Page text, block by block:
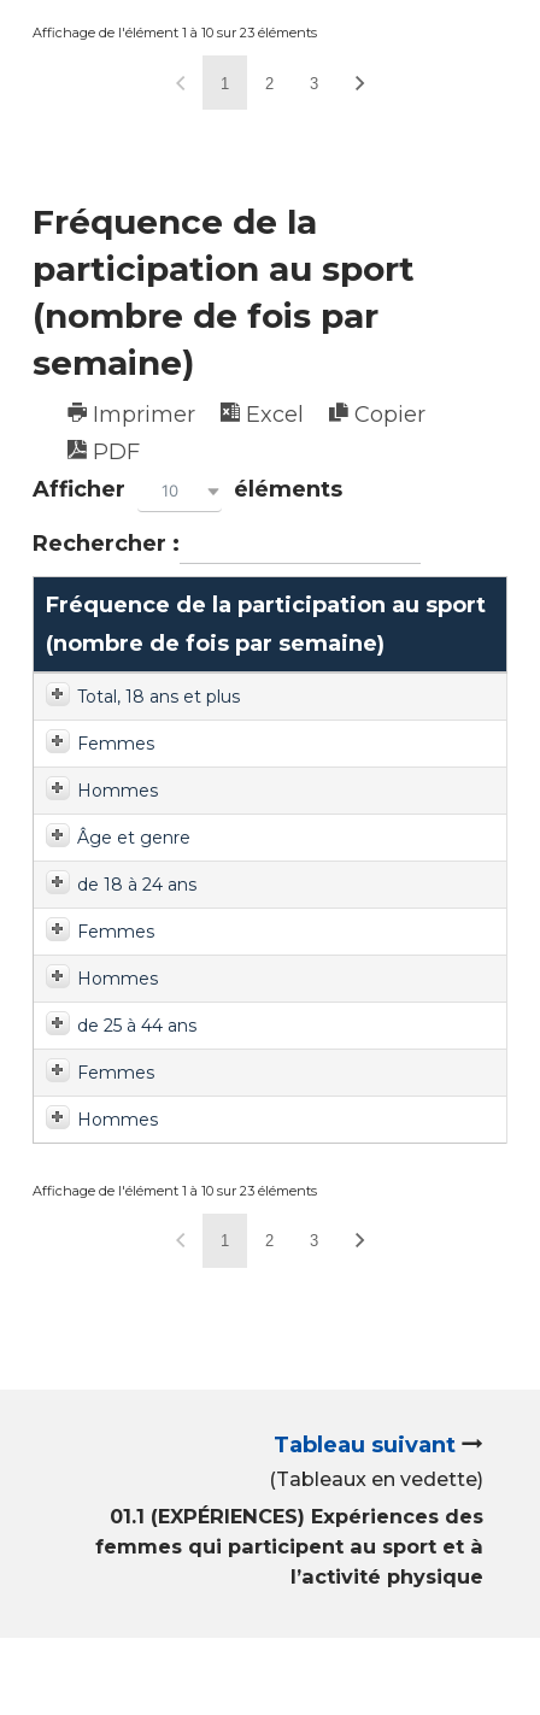
Affichage de l'élément 1 à 10 sur 23 éléments
1 2 3
Fréquence de la
participation au sport
(nombre de fois par
semaine)
Imprimer Excel
Copier
PDF
Afficher
10 éléments
Rechercher :
Fréquence de la participation au sport
(nombre de fois par semaine)
Total, 18 ans et plus
Femmes
Hommes
Âge et genre
de 18 à 24 ans
Femmes
Hommes
de 25 à 44 ans
Femmes
Hommes
Affichage de l'élément 1 à 10 sur 23 éléments
1 2 3
Tableau suivant
(Tableaux en vedette)
01.1 (EXPÉRIENCES) Expériences des
femmes qui participent au sport et à
l’activité physique